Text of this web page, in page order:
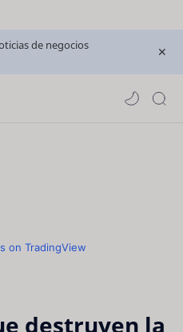
de negocios
on TradingView
destruyen la